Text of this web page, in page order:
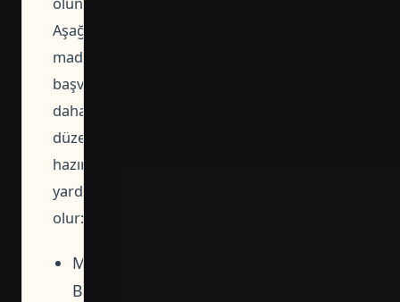
Aşağıdaki
maddeler
başvuruyu
daha
düzenli
hazırlamanıza
yardımcı
olur:
MERKEZEFENDİ
BELEDİYESİ